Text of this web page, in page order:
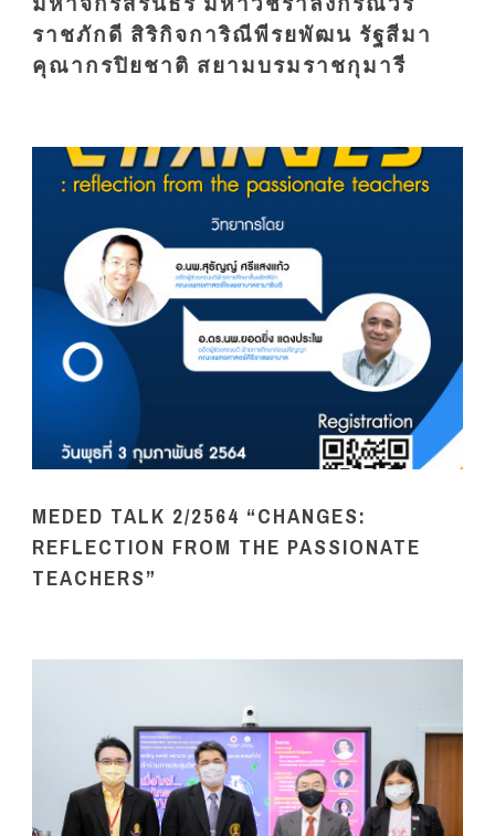
ราชภักดี สิริกิจการิณีพีรยพัฒน รัฐสีมา
คุณากรปิยชาติ สยามบรมราชกุมารี
MEDED TALK 2/2564 “CHANGES:
REFLECTION FROM THE PASSIONATE
TEACHERS”